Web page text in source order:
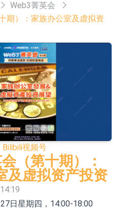
户的测试认证
7月份对11个实际控制关系
物业服务项目
份：公司是零跑汽车和
集团的供应商
科面向边缘AI场景推出"山
智算模组 系列产品基于国产
GPU构建
股】医疗研发外包板块拉升，
份(300363.CN)涨20.02%
市收盘双双下跌
：海外交付以东南亚、中东市
并已取得欧美相关认证
财通多策略福鑫定期开放灵
混合型发起式证券投资基金临
：景顺长城全球半导体芯片产
型证券投资基金临时停牌
股】港股跌幅榜前十，卡森国
Web3菁英会
期）：家族办公室及虚拟资
Bilibili视频号
（第十期）：
及虚拟资产投资
日星期四，14:00-18:00